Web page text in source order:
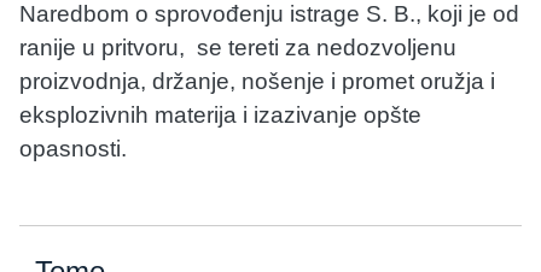
Naredbom o sprovođenju istrage S. B., koji je od
ranije u pritvoru, se tereti za nedozvoljenu
proizvodnja, držanje, nošenje i promet oružja i
eksplozivnih materija i izazivanje opšte
opasnosti.